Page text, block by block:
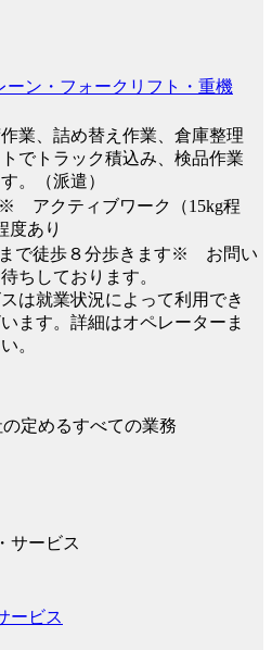
ーン・フォークリフト・重機
業、詰め替え作業、倉庫整理
でトラック積込み、検品作業
。（派遣）
アクティブワーク（15kg程
あり
で徒歩８分歩きます※ お問い
ちしております。
は就業状況によって利用でき
ます。詳細はオペレーターま
。
定めるすべての業務
ービス